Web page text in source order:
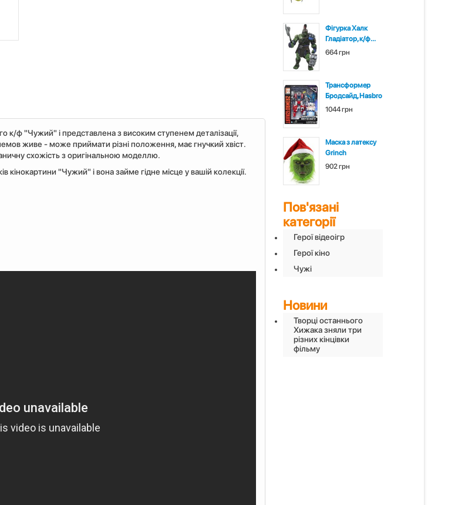
к/ф "Чужий" і представлена ​​з високим ступенем деталізації,
живе - може приймати різні положення, має гнучкий хвіст.
схожість з оригінальною моделлю.
кінокартини "Чужий" і вона займе гідне місце у вашій колекції.
Фігурка Халк
Гладіатор, к/ф...
664 грн
Трансформер
Бродсайд, Hasbro
1044 грн
Маска з латексу
Grinch
902 грн
Пов'язані
категорії
Герої відеоігр
Герої кіно
Чужі
Новини
Творці останнього
Хижака зняли три
різних кінцівки
фільму